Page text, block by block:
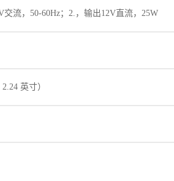
流，50-60Hz；2.，输出12V直流，25W
英寸）